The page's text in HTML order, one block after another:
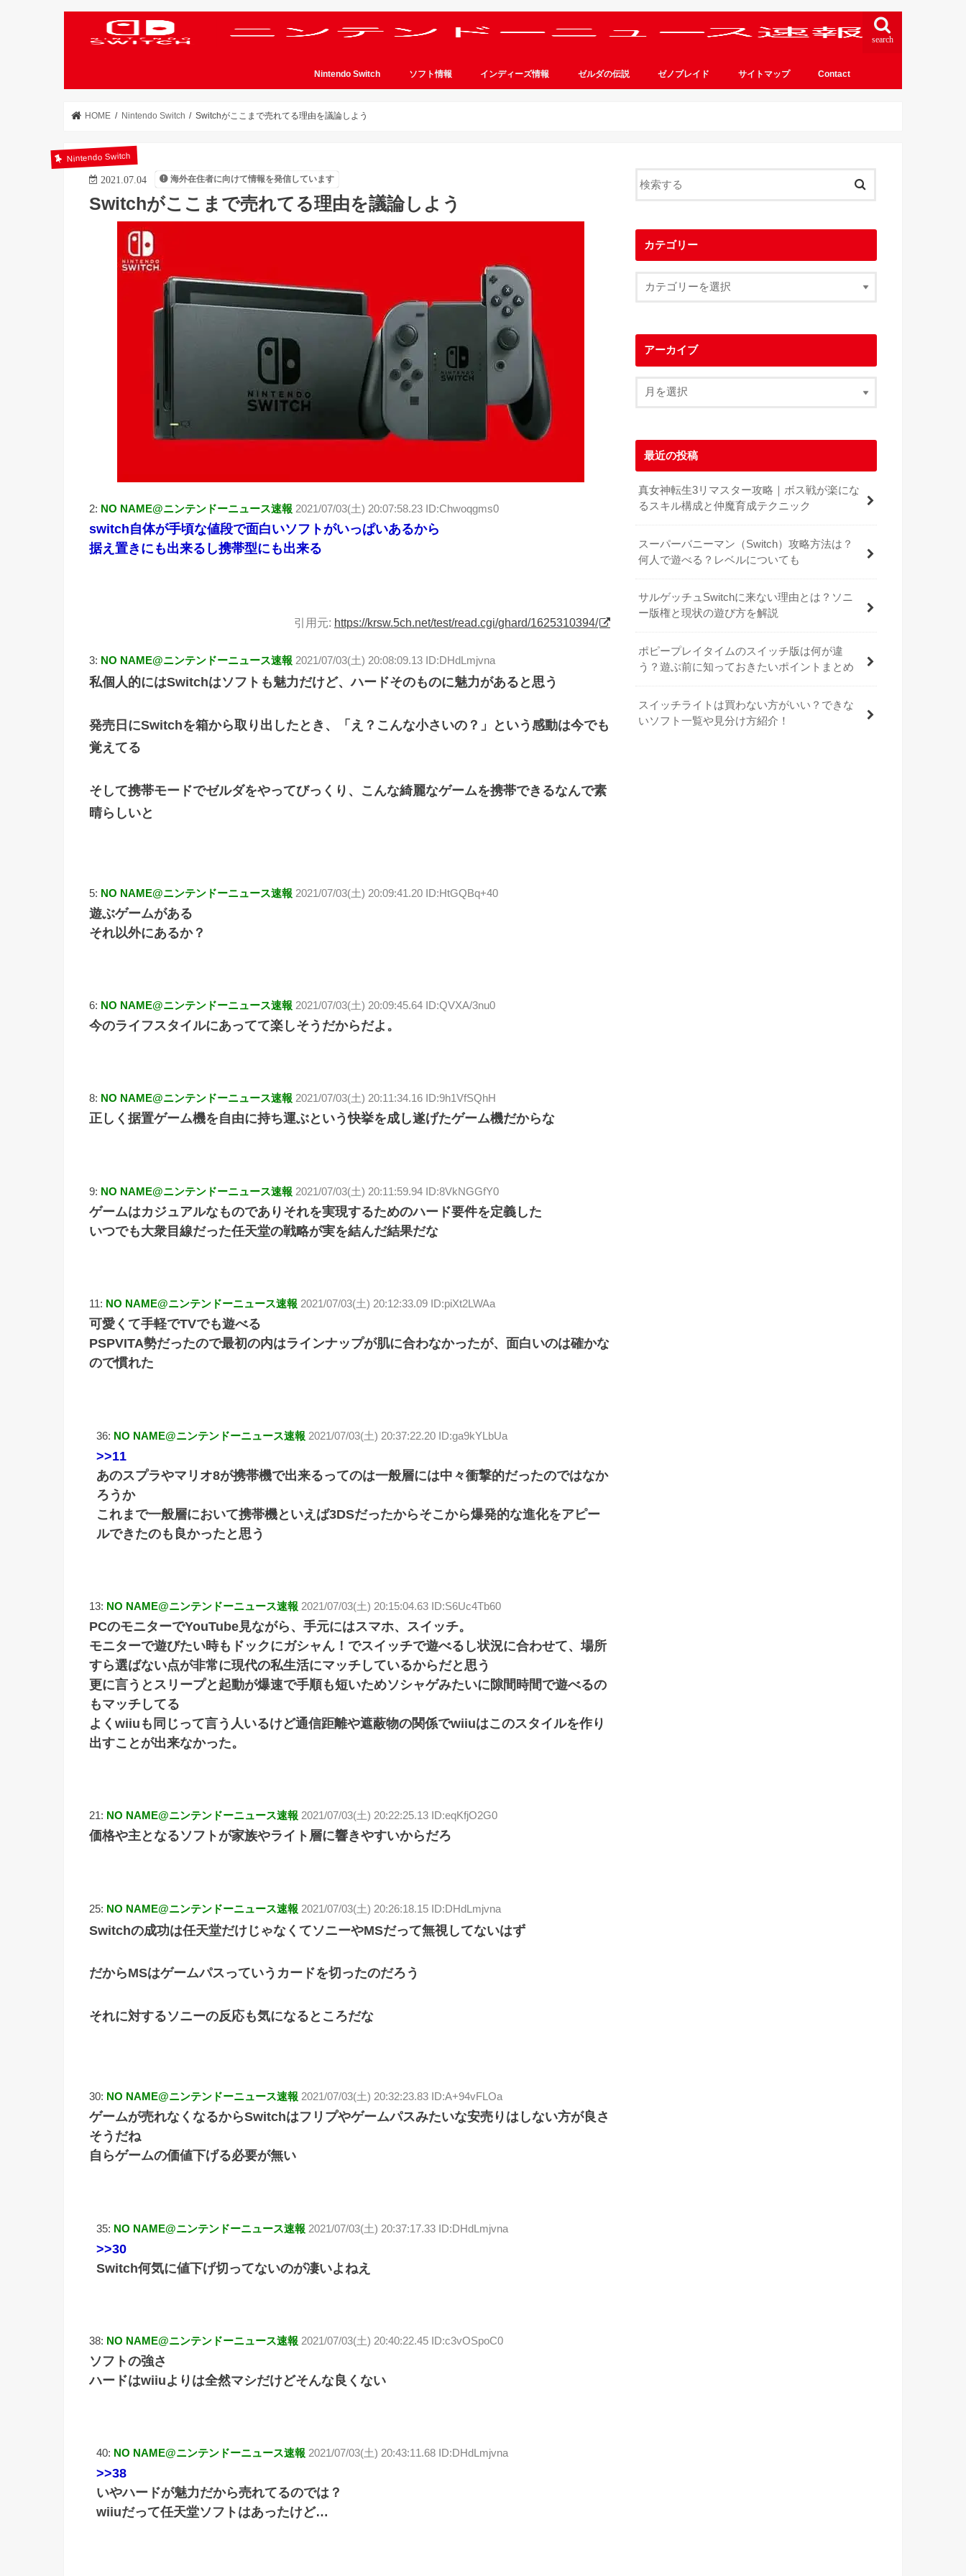
search
Nintendo Switch ソフト情報 インディーズ情報 ゼルダの伝説 ゼノブレイド サイトマップ Contact
HOME Nintendo Switch Switchがここまで売れてる理由を議論しよう
Nintendo Switch
2021.07.04 海外在住者に向けて情報を発信しています
Switchがここまで売れてる理由を議論しよう
2: NO NAME@ニンテンドーニュース速報 2021/07/03(土) 20:07:58.23 ID:Chwoqgms0
switch自体が手頃な値段で面白いソフトがいっぱいあるから
据え置きにも出来るし携帯型にも出来る
引用元: https://krsw.5ch.net/test/read.cgi/ghard/1625310394/
3: NO NAME@ニンテンドーニュース速報 2021/07/03(土) 20:08:09.13 ID:DHdLmjvna
私個人的にはSwitchはソフトも魅力だけど、ハードそのものに魅力があると思う
発売日にSwitchを箱から取り出したとき、「え？こんな小さいの？」という感動は今でも
覚えてる
そして携帯モードでゼルダをやってびっくり、こんな綺麗なゲームを携帯できるなんで素
晴らしいと
5: NO NAME@ニンテンドーニュース速報 2021/07/03(土) 20:09:41.20 ID:HtGQBq+40
遊ぶゲームがある
それ以外にあるか？
6: NO NAME@ニンテンドーニュース速報 2021/07/03(土) 20:09:45.64 ID:QVXA/3nu0
今のライフスタイルにあってて楽しそうだからだよ。
8: NO NAME@ニンテンドーニュース速報 2021/07/03(土) 20:11:34.16 ID:9h1VfSQhH
正しく据置ゲーム機を自由に持ち運ぶという快挙を成し遂げたゲーム機だからな
9: NO NAME@ニンテンドーニュース速報 2021/07/03(土) 20:11:59.94 ID:8VkNGGfY0
ゲームはカジュアルなものでありそれを実現するためのハード要件を定義した
いつでも大衆目線だった任天堂の戦略が実を結んだ結果だな
11: NO NAME@ニンテンドーニュース速報 2021/07/03(土) 20:12:33.09 ID:piXt2LWAa
可愛くて手軽でTVでも遊べる
PSPVITA勢だったので最初の内はラインナップが肌に合わなかったが、面白いのは確かな
ので慣れた
36: NO NAME@ニンテンドーニュース速報 2021/07/03(土) 20:37:22.20 ID:ga9kYLbUa
>>11
あのスプラやマリオ8が携帯機で出来るってのは一般層には中々衝撃的だったのではなか
ろうか
これまで一般層において携帯機といえば3DSだったからそこから爆発的な進化をアピー
ルできたのも良かったと思う
13: NO NAME@ニンテンドーニュース速報 2021/07/03(土) 20:15:04.63 ID:S6Uc4Tb60
PCのモニターでYouTube見ながら、手元にはスマホ、スイッチ。
モニターで遊びたい時もドックにガシャん！でスイッチで遊べるし状況に合わせて、場所
すら選ばない点が非常に現代の私生活にマッチしているからだと思う
更に言うとスリープと起動が爆速で手順も短いためソシャゲみたいに隙間時間で遊べるの
もマッチしてる
よくwiiuも同じって言う人いるけど通信距離や遮蔽物の関係でwiiuはこのスタイルを作り
出すことが出来なかった。
21: NO NAME@ニンテンドーニュース速報 2021/07/03(土) 20:22:25.13 ID:eqKfjO2G0
価格や主となるソフトが家族やライト層に響きやすいからだろ
25: NO NAME@ニンテンドーニュース速報 2021/07/03(土) 20:26:18.15 ID:DHdLmjvna
Switchの成功は任天堂だけじゃなくてソニーやMSだって無視してないはず
だからMSはゲームパスっていうカードを切ったのだろう
それに対するソニーの反応も気になるところだな
30: NO NAME@ニンテンドーニュース速報 2021/07/03(土) 20:32:23.83 ID:A+94vFLOa
ゲームが売れなくなるからSwitchはフリプやゲームパスみたいな安売りはしない方が良さ
そうだね
自らゲームの価値下げる必要が無い
35: NO NAME@ニンテンドーニュース速報 2021/07/03(土) 20:37:17.33 ID:DHdLmjvna
>>30
Switch何気に値下げ切ってないのが凄いよねえ
38: NO NAME@ニンテンドーニュース速報 2021/07/03(土) 20:40:22.45 ID:c3vOSpoC0
ソフトの強さ
ハードはwiiuよりは全然マシだけどそんな良くない
40: NO NAME@ニンテンドーニュース速報 2021/07/03(土) 20:43:11.68 ID:DHdLmjvna
>>38
いやハードが魅力だから売れてるのでは？
wiiuだって任天堂ソフトはあったけど…
カテゴリー
アーカイブ
最近の投稿
真女神転生3リマスター攻略｜ボス戦が楽にな
るスキル構成と仲魔育成テクニック
スーパーバニーマン（Switch）攻略方法は？
何人で遊べる？レベルについても
サルゲッチュSwitchに来ない理由とは？ソニ
ー版権と現状の遊び方を解説
ポピープレイタイムのスイッチ版は何が違
う？遊ぶ前に知っておきたいポイントまとめ
スイッチライトは買わない方がいい？できな
いソフト一覧や見分け方紹介！